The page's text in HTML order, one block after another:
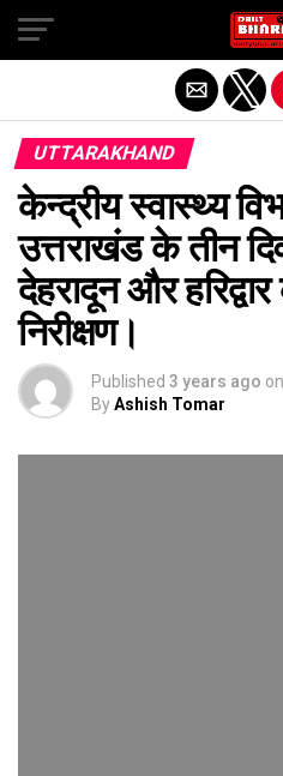
UTTARAKHAND
केन्द्रीय स्वास्थ्य
उत्तराखंड के तीन
देहरादून और
निरीक्षण।
Published 3 years ago on
ByAshish Tomar
Exit